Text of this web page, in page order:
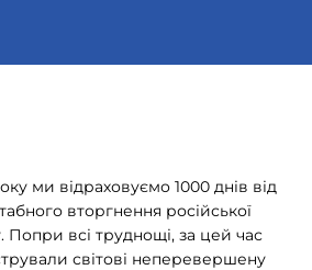
ми відраховуємо 1000 днів від
вторгнення російської
Попри всі труднощі, за цей час
світові неперевершену